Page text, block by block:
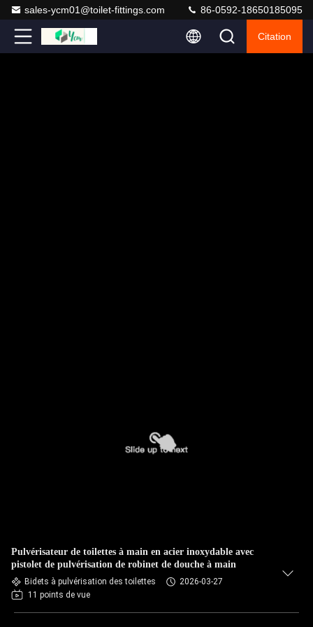
sales-ycm01@toilet-fittings.com 86-0592-18650185095
Citation
Pulvérisateur de toilettes à main en acier inoxydable avec
pistolet de pulvérisation de robinet de douche à main
Bidets à pulvérisation des toilettes
2026-03-27
11 points de vue